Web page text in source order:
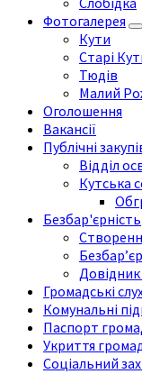
Фотогалерея
Кути
Старі
Тюдів
Малий
Оголошення
Вакансії
Публічні
Відділ
Кутська
Безбар'єрність
Громадські
Комунальні
Паспорт
Укриття
Соціальний